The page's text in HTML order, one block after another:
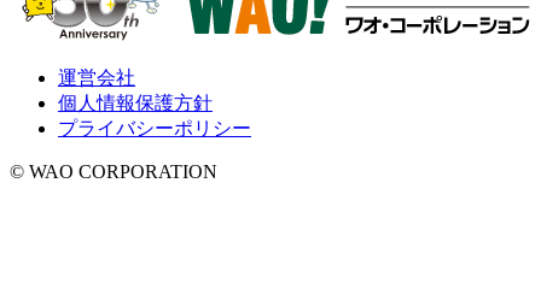
運営会社
個人情報保護方針
プライバシーポリシー
© WAO CORPORATION